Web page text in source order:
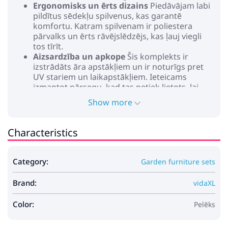
Ergonomisks un ērts dizains Piedāvājam labi
pildītus sēdekļu spilvenus, kas garantē
komfortu. Katram spilvenam ir poliestera
pārvalks un ērts rāvējslēdzējs, kas ļauj viegli
tos tīrīt.
Aizsardzība un apkope Šis komplekts ir
izstrādāts āra apstākļiem un ir noturīgs pret
UV stariem un laikapstākļiem. Ieteicams
izmantot pārsegu, kad tas netiek lietots, lai
saglabātu nevainojamu izskatu. To uzturēt ir
viegli, kas padara to par lielisku izvēli outdoor
Krāsa: Pelēka
Materiāls: Poliratāns
Modulāri
Viegls
Materiāli, kas izturīgi pret UV starojumu
Uzglabāšanas nodalījumi
Ar ūdensizturīgu maisiņu priekš lietu
Show more
Characteristics
Category: Garden furniture sets
Brand: vidaXL
Color: Pelēks